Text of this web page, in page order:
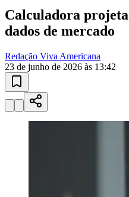
Calculadora
dados de mercado
Redação Viva Americana
23 de junho de 2026 às 13:42